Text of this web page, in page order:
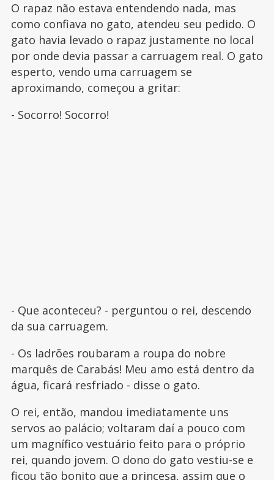
O rapaz não estava entendendo nada, mas
como confiava no gato, atendeu seu pedido. O
gato havia levado o rapaz justamente no local
por onde devia passar a carruagem real. O gato
esperto, vendo uma carruagem se
aproximando, começou a gritar:
- Socorro! Socorro!
- Que aconteceu? - perguntou o rei, descendo
da sua carruagem.
- Os ladrões roubaram a roupa do nobre
marquês de Carabás! Meu amo está dentro da
água, ficará resfriado - disse o gato.
O rei, então, mandou imediatamente uns
servos ao palácio; voltaram daí a pouco com
um magnífico vestuário feito para o próprio
rei, quando jovem. O dono do gato vestiu-se e
ficou tão bonito que a princesa, assim que o